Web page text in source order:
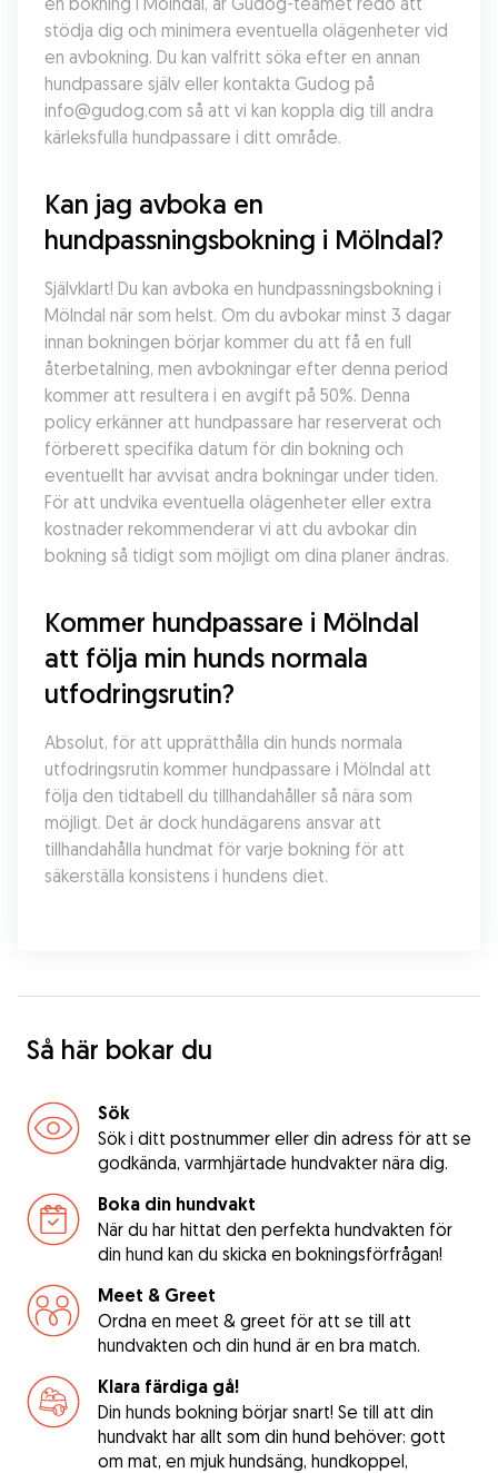
stödja dig och minimera eventuella olägenheter vid
en avbokning. Du kan valfritt söka efter en annan
hundpassare själv eller kontakta Gudog på
info@gudog.com så att vi kan koppla dig till andra
kärleksfulla hundpassare i ditt område.
Kan jag avboka en
hundpassningsbokning i Mölndal?
Självklart! Du kan avboka en hundpassningsbokning i
Mölndal när som helst. Om du avbokar minst 3 dagar
innan bokningen börjar kommer du att få en full
återbetalning, men avbokningar efter denna period
kommer att resultera i en avgift på 50%. Denna
policy erkänner att hundpassare har reserverat och
förberett specifika datum för din bokning och
eventuellt har avvisat andra bokningar under tiden.
För att undvika eventuella olägenheter eller extra
kostnader rekommenderar vi att du avbokar din
bokning så tidigt som möjligt om dina planer ändras.
Kommer hundpassare i Mölndal
att följa min hunds normala
utfodringsrutin?
Absolut, för att upprätthålla din hunds normala
utfodringsrutin kommer hundpassare i Mölndal att
följa den tidtabell du tillhandahåller så nära som
möjligt. Det är dock hundägarens ansvar att
tillhandahålla hundmat för varje bokning för att
säkerställa konsistens i hundens diet.
Så här bokar du
Sök
Sök i ditt postnummer eller din adress för att se
godkända, varmhjärtade hundvakter nära dig.
Boka din hundvakt
När du har hittat den perfekta hundvakten för
din hund kan du skicka en bokningsförfrågan!
Meet & Greet
Ordna en meet & greet för att se till att
hundvakten och din hund är en bra match.
Klara färdiga gå!
Din hunds bokning börjar snart! Se till att din
hundvakt har allt som din hund behöver: gott
om mat, en mjuk hundsäng, hundkoppel,